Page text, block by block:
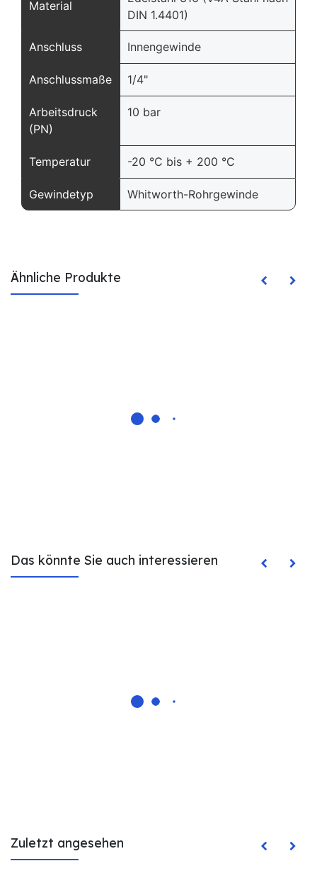
Material
DIN 1.4401)
Anschluss Innengewinde
Anschlussmaße 1/4"
Arbeitsdruck
(PN)
10 bar
Temperatur -20 °C bis + 200 °C
Gewindetyp Whitworth-Rohrgewinde
Ähnliche Produkte
Das könnte Sie auch interessieren
Zuletzt angesehen